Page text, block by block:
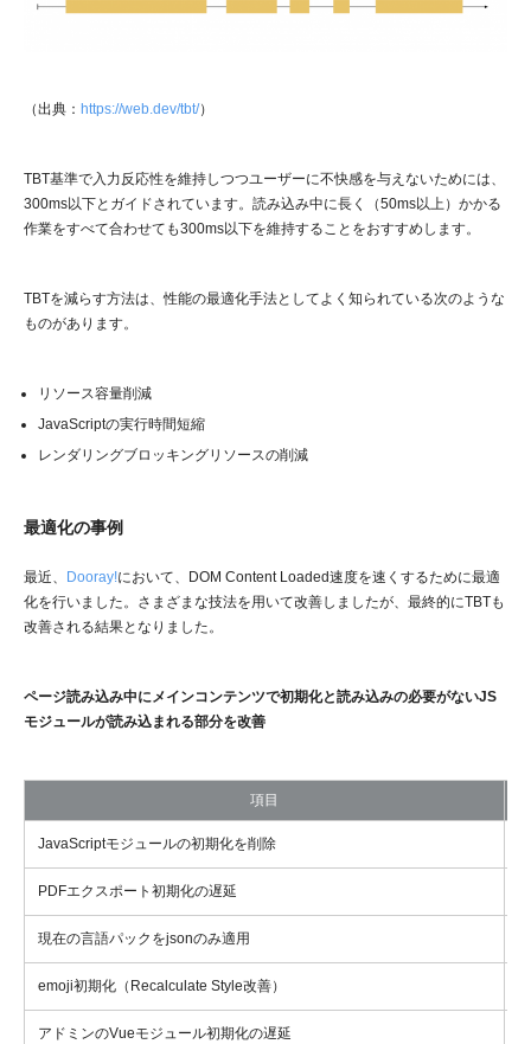
（出典： https://web.dev/tbt/）
TBT基準で入力反応性を維持しつつユーザーに不快感を与えないためには、
300ms以下とガイドされています。読み込み中に長く（50ms以上）かかる
作業をすべて合わせても300ms以下を維持することをおすすめします。
TBTを減らす方法は、性能の最適化手法としてよく知られている次のような
ものがあります。
リソース容量削減
JavaScriptの実行時間短縮
レンダリングブロッキングリソースの削減
最適化の事例
最近、 Dooray!において、DOM Content Loaded速度を速くするために最適
化を行いました。さまざまな技法を用いて改善しましたが、最終的にTBTも
改善される結果となりました。
ページ読み込み中にメインコンテンツで初期化と読み込みの必要がないJS
モジュールが読み込まれる部分を改善
項目
JavaScriptモジュールの初期化を削除
PDFエクスポート初期化の遅延
現在の言語パックをjsonのみ適用
emoji初期化（Recalculate Style改善）
アドミンのVueモジュール初期化の遅延